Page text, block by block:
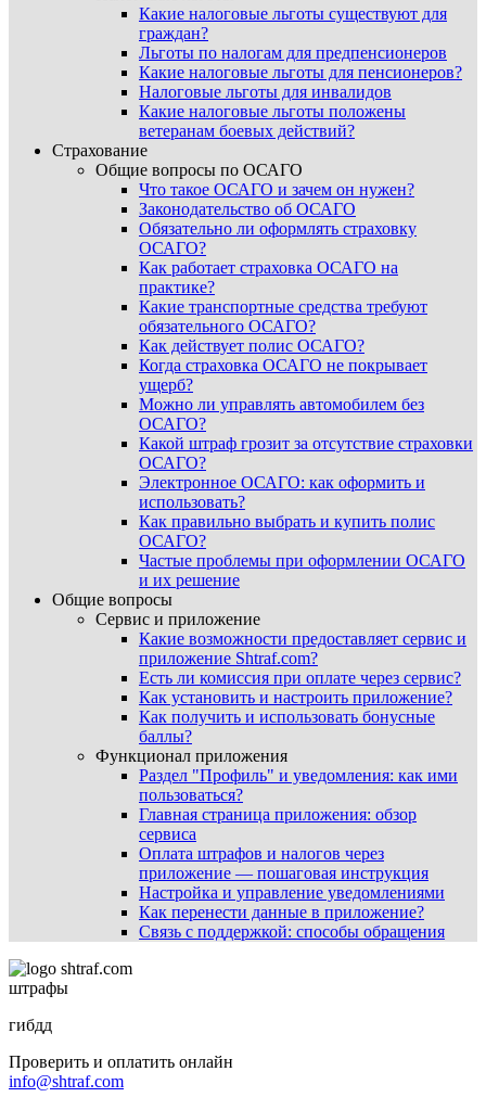
Какие налоговые льготы существуют для
граждан?
Льготы по налогам для предпенсионеров
Какие налоговые льготы для пенсионеров?
Налоговые льготы для инвалидов
Какие налоговые льготы положены
ветеранам боевых действий?
Страхование
Общие вопросы по ОСАГО
Что такое ОСАГО и зачем он нужен?
Законодательство об ОСАГО
Обязательно ли оформлять страховку
ОСАГО?
Как работает страховка ОСАГО на
практике?
Какие транспортные средства требуют
обязательного ОСАГО?
Как действует полис ОСАГО?
Когда страховка ОСАГО не покрывает
ущерб?
Можно ли управлять автомобилем без
ОСАГО?
Какой штраф грозит за отсутствие страховки
ОСАГО?
Электронное ОСАГО: как оформить и
использовать?
Как правильно выбрать и купить полис
ОСАГО?
Частые проблемы при оформлении ОСАГО
и их решение
Общие вопросы
Сервис и приложение
Какие возможности предоставляет сервис и
приложение Shtraf.com?
Есть ли комиссия при оплате через сервис?
Как установить и настроить приложение?
Как получить и использовать бонусные
баллы?
Функционал приложения
Раздел "Профиль" и уведомления: как ими
пользоваться?
Главная страница приложения: обзор
сервиса
Оплата штрафов и налогов через
приложение — пошаговая инструкция
Настройка и управление уведомлениями
Как перенести данные в приложение?
Связь с поддержкой: способы обращения
штрафы
гибдд
Проверить и оплатить онлайн
info@shtraf.com